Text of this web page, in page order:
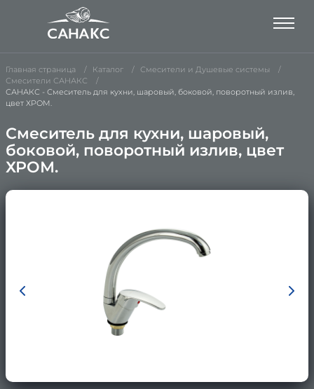
Главная страница Каталог
Смесители и Душевые системы
Смесители САНАКС
САНАКС - Смеситель для кухни, шаровый, боковой, поворотный излив,
цвет ХРОМ.
Смеситель для кухни, шаровый,
боковой, поворотный излив, цвет
ХРОМ.